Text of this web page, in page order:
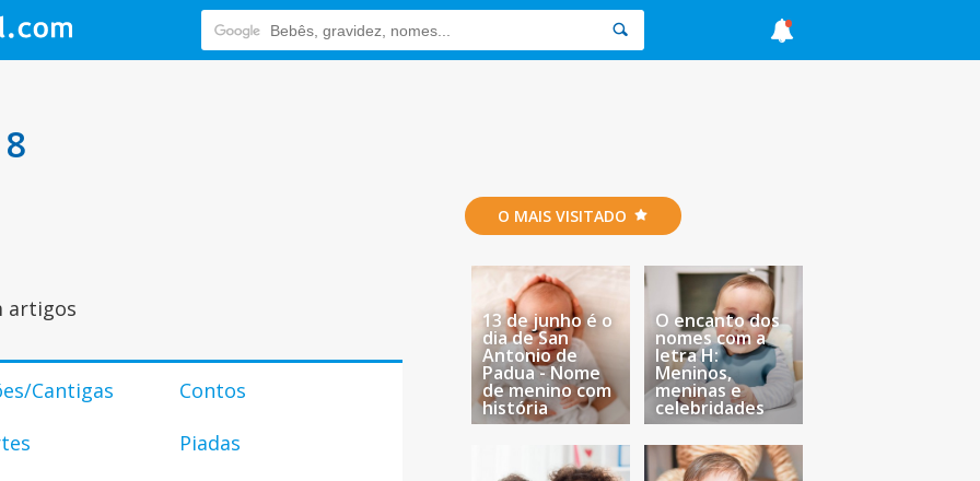
artigos
Cantigas
Contos
Piadas
O MAIS VISITADO
13 de junho é o
dia de San
Antonio de
Padua - Nome
de menino com
história
O encanto dos
nomes com a
letra H:
Meninos,
meninas e
celebridades